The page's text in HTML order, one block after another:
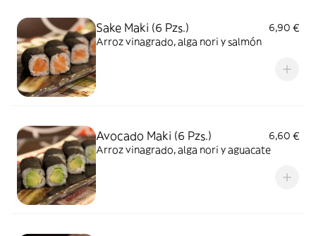
Sake Maki (6 Pzs.)
6,90 €
Arroz vinagrado, alga nori y salmón
Avocado Maki (6 Pzs.)
6,60 €
Arroz vinagrado, alga nori y aguacate